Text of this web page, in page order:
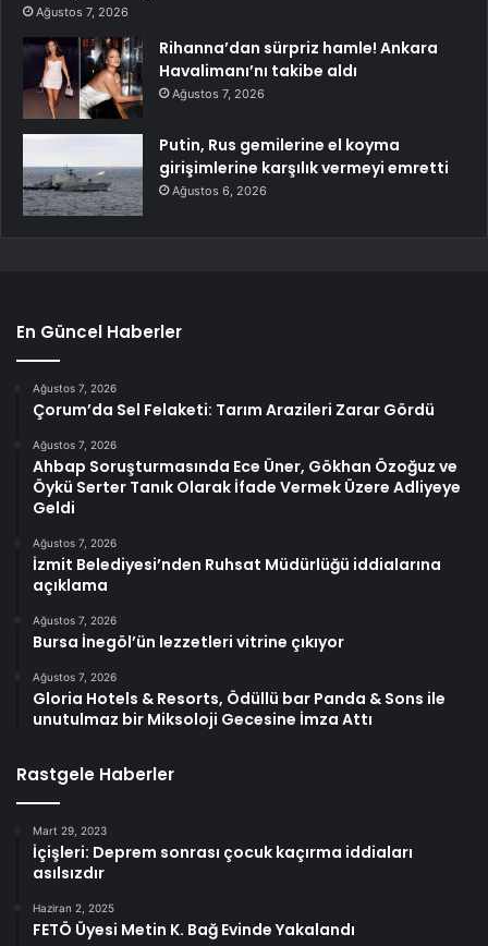
Ağustos 7, 2026
Rihanna’dan sürpriz hamle! Ankara
Havalimanı’nı takibe aldı
Ağustos 7, 2026
Putin, Rus gemilerine el koyma
girişimlerine karşılık vermeyi emretti
Ağustos 6, 2026
En Güncel Haberler
Ağustos 7, 2026
Çorum’da Sel Felaketi: Tarım Arazileri Zarar Gördü
Ağustos 7, 2026
Ahbap Soruşturmasında Ece Üner, Gökhan Özoğuz ve
Öykü Serter Tanık Olarak İfade Vermek Üzere Adliyeye
Geldi
Ağustos 7, 2026
İzmit Belediyesi’nden Ruhsat Müdürlüğü iddialarına
açıklama
Ağustos 7, 2026
Bursa İnegöl’ün lezzetleri vitrine çıkıyor
Ağustos 7, 2026
Gloria Hotels & Resorts, Ödüllü bar Panda & Sons ile
unutulmaz bir Miksoloji Gecesine İmza Attı
Rastgele Haberler
Mart 29, 2023
İçişleri: Deprem sonrası çocuk kaçırma iddiaları
asılsızdır
Haziran 2, 2025
FETÖ Üyesi Metin K. Bağ Evinde Yakalandı